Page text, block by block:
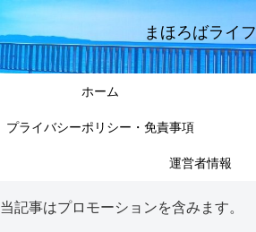
まほろばライフ
ホーム
プライバシーポリシー・免責事項
運営者情報
当記事はプロモーションを含みます。